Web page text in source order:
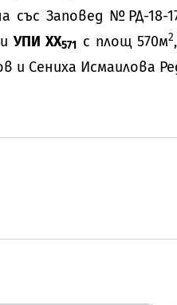
Заповед №РД-18-
иУПИ XX571 с площ 570м2,
Сениха Исмаилова